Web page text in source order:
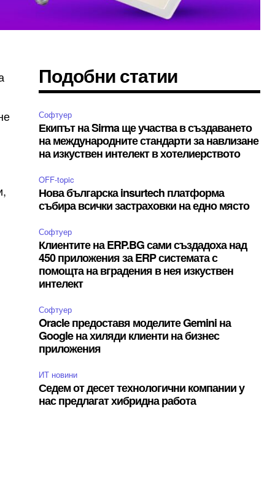
Подобни статии
Софтуер
Екипът на Sirma ще участва в създаването
на международните стандарти за навлизане
на изкуствен интелект в хотелиерството
OFF-topic
Нова българска insurtech платформа
събира всички застраховки на едно място
Софтуер
Клиентите на ERP.BG сами създадоха над
450 приложения за ERP системата с
помощта на вградения в нея изкуствен
интелект
Софтуер
Oracle предоставя моделите Gemini на
Google на хиляди клиенти на бизнес
приложения
ИТ новини
Седем от десет технологични компании у
нас предлагат хибридна работа